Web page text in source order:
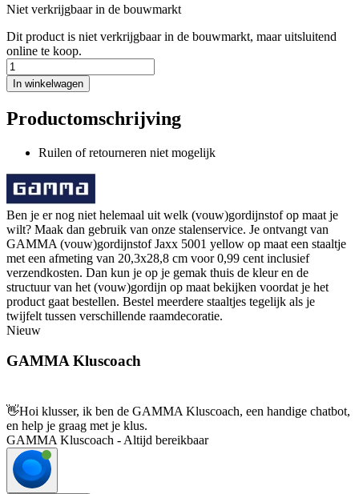
Niet verkrijgbaar in de bouwmarkt
Dit product is niet verkrijgbaar in de bouwmarkt, maar uitsluitend
online te koop.
In winkelwagen
Productomschrijving
Ruilen of retourneren niet mogelijk
Ben je er nog niet helemaal uit welk (vouw)gordijnstof op maat je
wilt? Maak dan gebruik van onze stalenservice. Je ontvangt van
GAMMA (vouw)gordijnstof Jaxx 5001 yellow op maat een staaltje
met een afmeting van 20,3x28,8 cm voor 0,99 cent inclusief
verzendkosten. Dan kun je op je gemak thuis de kleur en de
structuur van het (vouw)gordijn op maat bekijken voordat je het
product gaat bestellen. Bestel meerdere staaltjes tegelijk als je
twijfelt tussen verschillende raamdecoratie.
Nieuw
GAMMA Kluscoach
👋Hoi klusser, ik ben de GAMMA Kluscoach, een handige chatbot,
en help je graag met je klus.
GAMMA Kluscoach - Altijd bereikbaar